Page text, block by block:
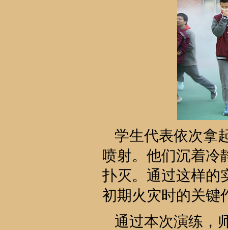
学生代表依次拿
喷射。他们沉着冷
扑灭。通过这样的
初期火灾时的关键
通过本次演练，